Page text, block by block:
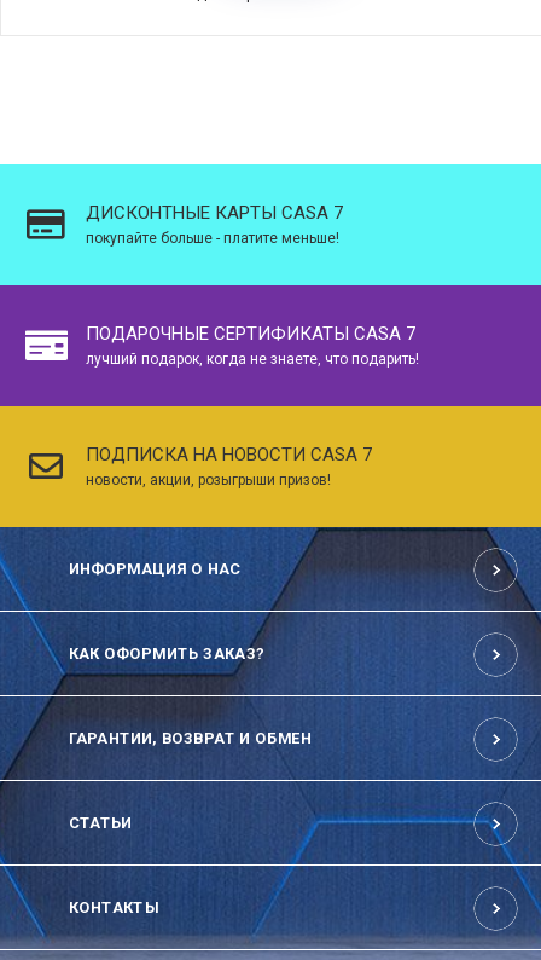
ДИСКОНТНЫЕ КАРТЫ CASA 7
покупайте больше - платите меньше!
ПОДАРОЧНЫЕ СЕРТИФИКАТЫ CASA 7
лучший подарок, когда не знаете, что подарить!
ПОДПИСКА НА НОВОСТИ CASA 7
новости, акции, розыгрыши призов!
ИНФОРМАЦИЯ О НАС
КАК ОФОРМИТЬ ЗАКАЗ?
ГАРАНТИИ, ВОЗВРАТ И ОБМЕН
СТАТЬИ
КОНТАКТЫ